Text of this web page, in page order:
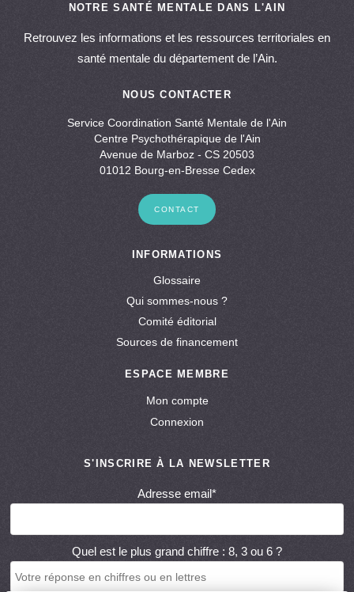
NOTRE SANTÉ MENTALE DANS L'AIN
Retrouvez les informations et les ressources territoriales en
santé mentale du département de l’Ain.
NOUS CONTACTER
Service Coordination Santé Mentale de l'Ain
Centre Psychothérapique de l'Ain
Avenue de Marboz - CS 20503
01012 Bourg-en-Bresse Cedex
CONTACT
INFORMATIONS
Glossaire
Qui sommes-nous ?
Comité éditorial
Sources de financement
ESPACE MEMBRE
Mon compte
Connexion
S'INSCRIRE À LA NEWSLETTER
Adresse email*
Quel est le plus grand chiffre : 8, 3 ou 6 ?